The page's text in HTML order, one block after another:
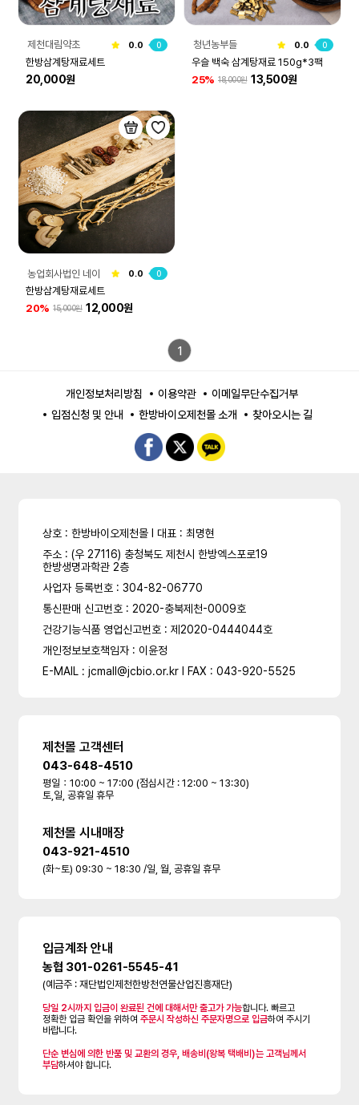
제천대림약초 0.0 0
한방삼계탕재료세트
20,000원
청년농부들 0.0 0
우슬 백숙 삼계탕재료 150g*3팩
25% 18,000원 13,500원
농업회사법인 네이
처그린(주)
0.0 0
한방삼계탕재료세트
20% 15,000원 12,000원
1
개인정보처리방침 이용약관
이메일무단수집거부
입점신청 및 안내
한방바이오제천몰 소개 찾아오시는 길
상호 : 한방바이오제천몰 l 대표 : 최명현
주소 : (우 27116) 충청북도 제천시 한방엑스포로19
한방생명과학관 2층
사업자 등록번호 : 304-82-06770
통신판매 신고번호 : 2020-충북제천-0009호
건강기능식품 영업신고번호 : 제2020-0444044호
개인정보보호책임자 : 이윤정
E-MAIL : jcmall@jcbio.or.kr l FAX : 043-920-5525
제천몰 고객센터
043-648-4510
평일：10:00 ~ 17:00 (점심시간 : 12:00 ~ 13:30)
토,일, 공휴일 휴무
제천몰 시내매장
043-921-4510
(화~토) 09:30 ~ 18:30 /일, 월, 공휴일 휴무
입금계좌 안내
농협 301-0261-5545-41
(예금주 : 재단법인제천한방천연물산업진흥재단)
당일 2시까지 입금이 완료된 건에 대해서만 출고가 가능합니다. 빠르고
정확한 입금 확인을 위하여주문시 작성하신 주문자명으로 입금하여 주시기
바랍니다.
단순 변심에 의한 반품 및 교환의 경우, 배송비(왕복 택배비)는 고객님께서
부담하셔야 합니다.